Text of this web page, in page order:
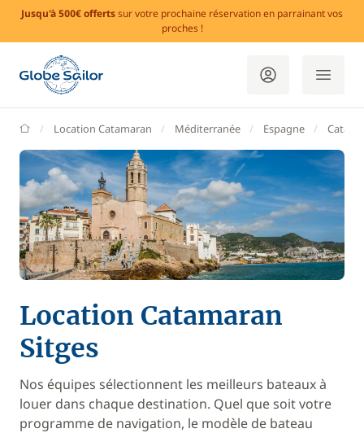
Jusqu'à 500€ offertssur votre prochaine réservation en parrainant vos
proches !
GlobeSailor
Location Catamaran Méditerranée Espagne
Location Catamaran
Sitges
Nos équipes sélectionnent les meilleurs bateaux à
louer dans chaque destination. Quel que soit votre
programme de navigation, le modèle de bateau